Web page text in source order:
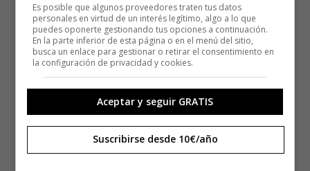
Es posible que algunos proveedores traten tus datos
personales en virtud de un interés legítimo, algo a lo que
puedes oponerte gestionando tus opciones a continuación.
En la parte inferior de esta página o en el menú del sitio,
busca un enlace para gestionar o retirar el consentimiento en
la configuración de privacidad y cookies.
Aceptar y seguir GRATIS
Suscribirse desde 10€/año